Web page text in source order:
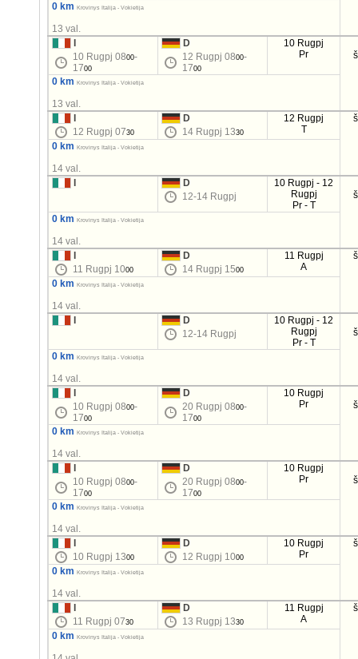
0 km Krovinys Italija - Vokietija
13 val.
10 Rugpj 0800-
1700
D
12 Rugpj 0800-
1700
10 Rugpj
Pr
0 km Krovinys Italija - Vokietija
13 val.
12 Rugpj 0730
D
14 Rugpj 1330
12 Rugpj
T
0 km Krovinys Italija - Vokietija
14 val.
D
12-14 Rugpj
10 Rugpj - 12
Rugpj
Pr - T
0 km Krovinys Italija - Vokietija
14 val.
11 Rugpj 1000
D
14 Rugpj 1500
11 Rugpj
A
0 km Krovinys Italija - Vokietija
14 val.
D
12-14 Rugpj
10 Rugpj - 12
Rugpj
Pr - T
0 km Krovinys Italija - Vokietija
14 val.
10 Rugpj 0800-
1700
D
20 Rugpj 0800-
1700
10 Rugpj
Pr
0 km Krovinys Italija - Vokietija
14 val.
10 Rugpj 0800-
1700
D
20 Rugpj 0800-
1700
10 Rugpj
Pr
0 km Krovinys Italija - Vokietija
14 val.
10 Rugpj 1300
D
12 Rugpj 1000
10 Rugpj
Pr
0 km Krovinys Italija - Vokietija
14 val.
11 Rugpj 0730
D
13 Rugpj 1330
11 Rugpj
A
0 km Krovinys Italija - Vokietija